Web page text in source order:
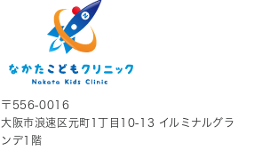
〒556-0016
大阪市浪速区元町1丁目10-13 イルミナルグラ
ンデ1階